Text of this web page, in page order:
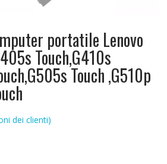
portatile Lenovo
Touch,G410s
Touch ,G510p
dei clienti)